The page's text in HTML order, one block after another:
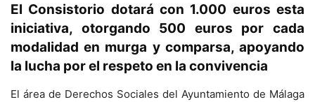
El Consistorio dotará con 1.000 euros esta
iniciativa, otorgando 500 euros por cada
modalidad en murga y comparsa, apoyando
la lucha por el respeto en la convivencia
El área de Derechos Sociales del Ayuntamiento de Málaga